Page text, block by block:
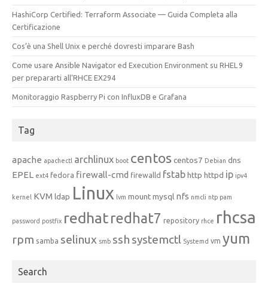
HashiCorp Certified: Terraform Associate — Guida Completa alla
Certificazione
Cos’è una Shell Unix e perché dovresti imparare Bash
Come usare Ansible Navigator ed Execution Environment su RHEL 9
per prepararti all’RHCE EX294
Monitoraggio Raspberry Pi con InfluxDB e Grafana
Tag
apache apachectl archlinux boot centoscentos7 Debian dns
EPEL ext4 fedora firewall-cmd firewalld fstabhttp httpd ip ipv4
kernel KVM ldap Linux lvm mountmysql nfs nmcli ntp pam
password postfix redhatredhat7 repository rhce rhcsa
rpm samba selinux smb ssh systemctl Systemd vm yum
Search